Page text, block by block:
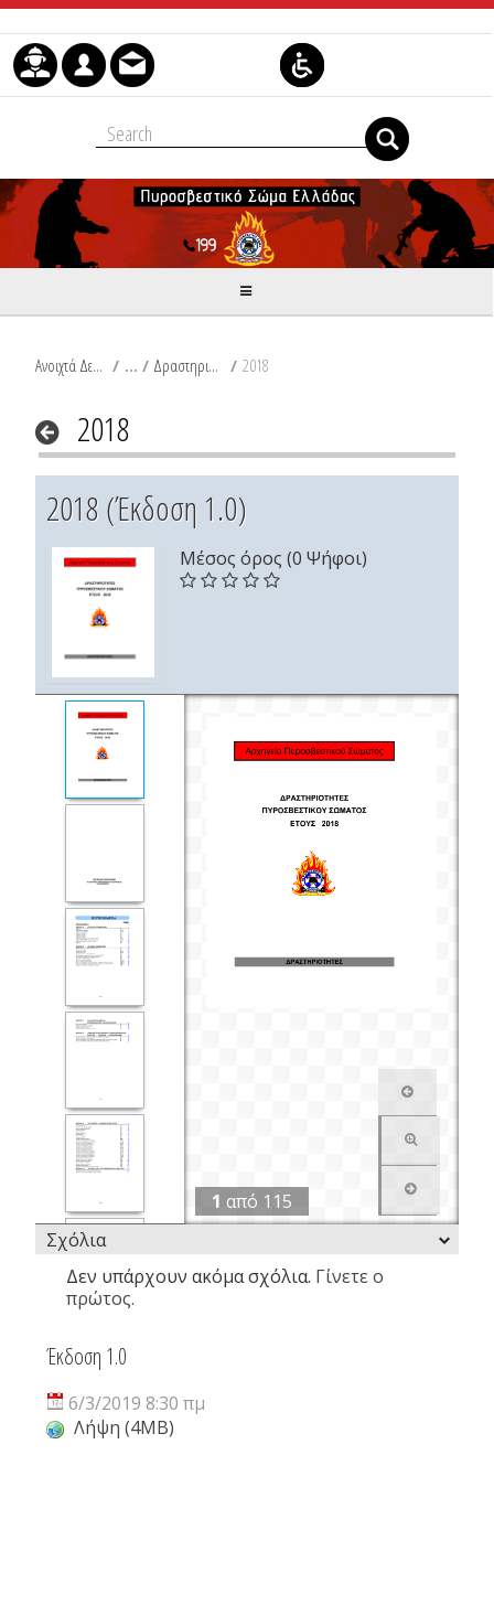
Μετάβαση στο περιεχόμενο
Ανοιχτά Δεδομένα / Δραστηριότητες Π.Σ. / 2018
2018
2018 (Έκδοση 1.0)
Μέσος όρος (0 Ψήφοι)
1 από 115
Σχόλια
Δεν υπάρχουν ακόμα σχόλια. Γίνετε ο
πρώτος.
Έκδοση 1.0
6/3/2019 8:30 πμ
Λήψη (4MB)